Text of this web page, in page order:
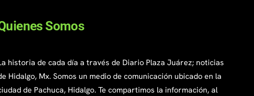
Somos
historia de cada día a través de Diario Plaza Juárez; noticias
Hidalgo, Mx. Somos un medio de comunicación ubicado en la
de Pachuca, Hidalgo. Te compartimos la información, al